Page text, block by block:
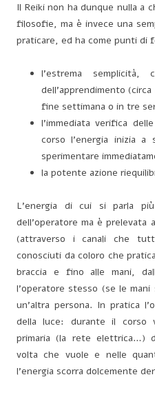
Il Reiki non ha dunque nulla a
filosofie, ma è invece una
praticare, ed ha come punti di
l’estrema
dell’apprendimento
fine settimana o in tre
l’immediata verifica
corso l’energia inizia a
sperimentare
la potente azione
L’energia di cui si parla
dell’operatore ma è prelevata
(attraverso i canali che
conosciuti da coloro che
braccia e fino alle mani,
l’operatore stesso (se le
un’altra persona. In pratica
della luce: durante il corso
primaria (la rete elettrica…)
volta che vuole e nelle
l’energia scorra dolcemente